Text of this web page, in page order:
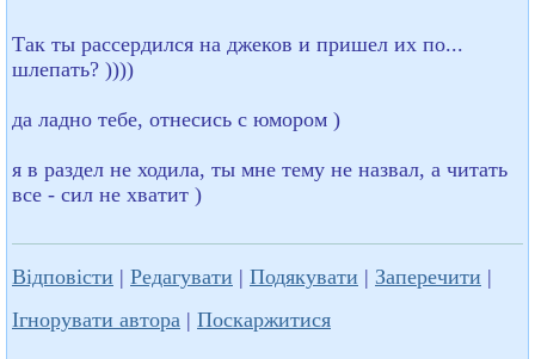
Так ты рассердился на джеков и пришел их по...
шлепать? ))))
да ладно тебе, отнесись с юмором )
я в раздел не ходила, ты мне тему не назвал, а читать
все - сил не хватит )
Відповісти | Редагувати | Подякувати | Заперечити |
Ігнорувати автора | Поскаржитися